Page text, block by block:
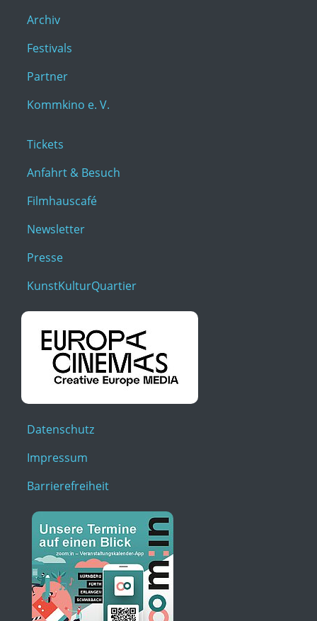
Archiv
Festivals
Partner
Kommkino e. V.
Tickets
Anfahrt & Besuch
Filmhauscafé
Newsletter
Presse
KunstKulturQuartier
Datenschutz
Impressum
Barrierefreiheit